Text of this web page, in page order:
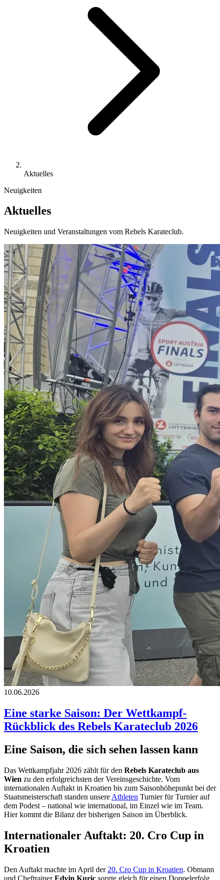
Aktuelles
Neuigkeiten
Aktuelles
Neuigkeiten und Veranstaltungen vom Rebels Karateclub.
10.06.2026
Eine starke Saison: Der Wettkampf-
Rückblick des Rebels Karateclub 2026
Eine Saison, die sich sehen lassen kann
Das Wettkampfjahr 2026 zählt für den Rebels Karateclub aus
Wien zu den erfolgreichsten der Vereinsgeschichte. Vom
internationalen Auftakt in Kroatien bis zum Saisonhöhepunkt bei der
Staatsmeisterschaft standen unsere Athleten Turnier für Turnier auf
dem Podest – national wie international, im Einzel wie im Team.
Hier kommt die Bilanz der bisherigen Saison im Überblick.
Internationaler Auftakt: 20. Cro Cup in
Kroatien
Den Auftakt machte im April der 20. Cro Cup in Kroatien. Obmann
und CheftrainerEdvin Kuric sorgte gleich für einen Doppelerfolg